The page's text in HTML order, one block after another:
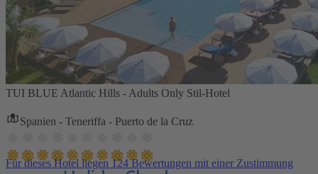
TUI BLUE Atlantic Hills - Adults Only Stil-Hotel
Spanien - Teneriffa - Puerto de la Cruz
Für dieses Hotel liegen 124 Bewertungen mit einer Zustimmung